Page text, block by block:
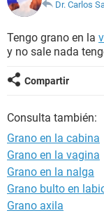
NUTRICIÓN
BIENESTAR
SEXUALIDAD
GLOSARIO
Dr. Carlos
Tengo grano en la
y no sale nada
Compartir
Consulta también:
Grano en la cabina
Grano en la vagina
Grano en la nalga
Grano bulto en
Grano axila